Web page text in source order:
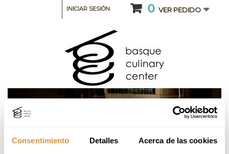
Consentimiento Detalles Acerca de las cookies
0 VER PEDIDO
INICIAR SESIÓN